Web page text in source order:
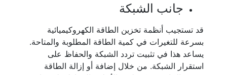
جانب الشبكة
قد تستجيب أنظمة تخزين الطاقة الكهروكيميائية
بسرعة للتغيرات في كمية الطاقة المطلوبة والمتاحة.
يساعد هذا في تثبيت تردد الشبكة والحفاظ على
استقرار الشبكة. من خلال إضافة أو إزالة الطاقة